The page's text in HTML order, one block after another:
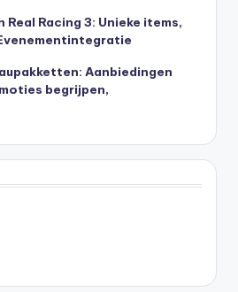
Racing 3: Unieke items,
Aanbiedingen
begrijpen,